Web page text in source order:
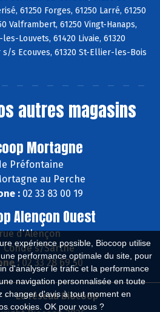
expérience possible, Biocoop utilise
performance optimale du site, pour
d'analyser le trafic et la performance
navigation personnalisée en toute
changer d'avis à tout moment en
cookies. OK pour vous ?
61250 Forges, 61250 Larré, 61250
Valframbert, 61250 Vingt-Hanaps,
Louvets, 61420 Livaie, 61320
s/s Ecouves, 61320 St-Ellier-les-Bois
autres magasins
Mortagne
Préfontaine
au Perche
:02 33 83 00 19
Alençon Ouest
d'Alençon
Condé s/Sarthe
:02 33 28 69 50
Le réseau Biocoop